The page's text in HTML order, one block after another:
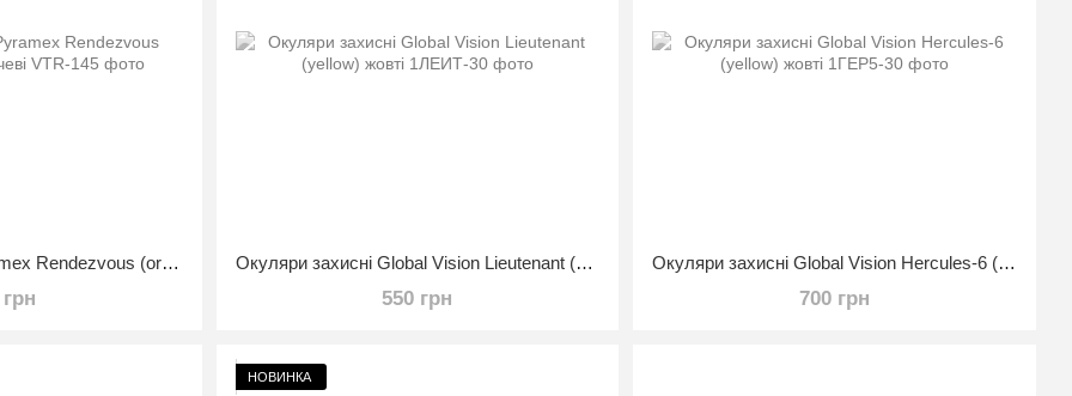
Окуляри захисні Pyramex Rendezvous (orange) помаранчеві Окуляри захисні Global Vision Lieutenant (yellow) жовті
550 грн
Окуляри захисні Global Vision Hercules-6 (yellow) жовті
700 грн
НОВИНКА